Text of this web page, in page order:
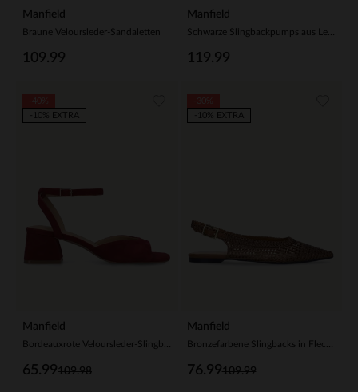
Manfield
Braune Veloursleder-Sandaletten
109.99
Manfield
119.99
Manfield
109.98
65.99
-10% EXTRA
Manfield
109.99
76.99
-10% EXTRA